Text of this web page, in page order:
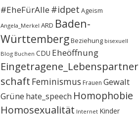
#EheFürAlle#idpet Ageism
Angela_Merkel ARD Baden-
WürttembergBeziehung bisexuell
Blog Buchen CDU Eheöffnung
Eingetragene_Lebenspartner
schaft Feminismus Frauen Gewalt
Grüne hate_speech Homophobie
Homosexualität Internet Kinder